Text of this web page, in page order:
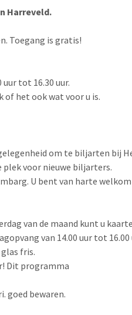
Harreveld.
Toegang is gratis!
uur tot 16.30 uur.
of het ook wat voor u is.
om te biljarten bij
plek voor nieuwe biljarters.
U bent van harte
van de maand kunt u
van 14.00 uur tot 16.00
fris.
Dit programma
goed bewaren.